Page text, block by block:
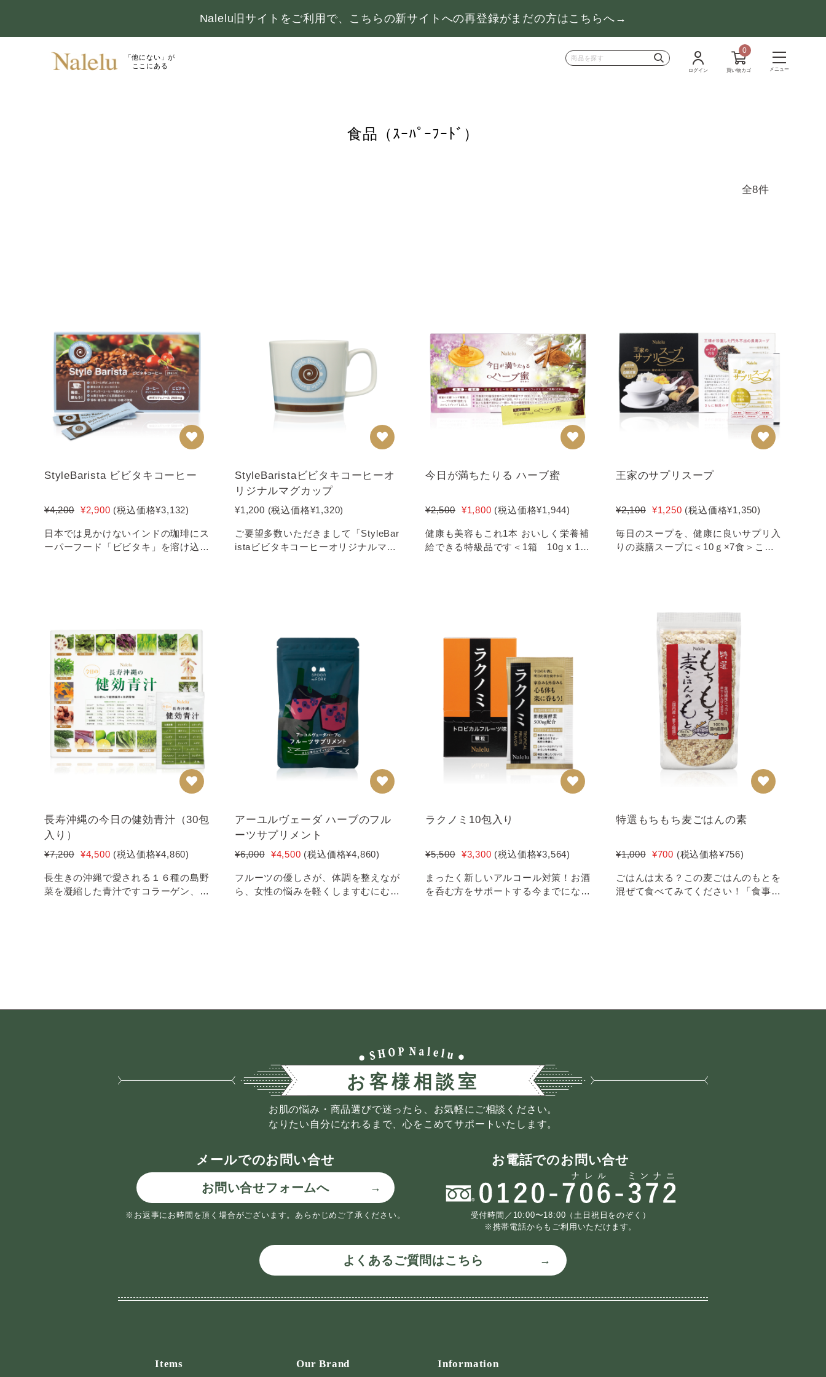
Nalelu旧サイトをご利用で、こちらの新サイトへの再登録がまだの方はこちらへ→
「他にない」が
ここにある
ログイン
0
買い物カゴ メニュー
食品（ｽｰﾊﾟｰﾌｰﾄﾞ）
全8件
StyleBarista ビビタキコーヒー
¥4,200 ¥2,900 (税込価格¥3,132)
日本では見かけないインドの珈琲にス
ーパーフード「ビビタキ」を溶け込ま
StyleBaristaビビタキコーヒーオ
リジナルマグカップ
¥1,200 (税込価格¥1,320)
ご要望多数いただきまして「StyleBar
istaビビタキコーヒーオリジナルマグ
今日が満ちたりる ハーブ蜜
¥2,500 ¥1,800 (税込価格¥1,944)
健康も美容もこれ1本 おいしく栄養補
給できる特級品です＜1箱 10g x 14
王家のサプリスープ
¥2,100 ¥1,250 (税込価格¥1,350)
毎日のスープを、健康に良いサプリ入
りの薬膳スープに＜10ｇ×7食＞こん
長寿沖縄の今日の健効青汁（30包
入り）
¥7,200 ¥4,500 (税込価格¥4,860)
長生きの沖縄で愛される１６種の島野
菜を凝縮した青汁ですコラーゲン、ド
アーユルヴェーダ ハーブのフル
ーツサプリメント
¥6,000 ¥4,500 (税込価格¥4,860)
フルーツの優しさが、体調を整えなが
ら、女性の悩みを軽くしますむにむに
ラクノミ10包入り
¥5,500 ¥3,300 (税込価格¥3,564)
まったく新しいアルコール対策！お酒
を呑む方をサポートする今までにない
特選もちもち麦ごはんの素
¥1,000 ¥700 (税込価格¥756)
ごはんは太る？この麦ごはんのもとを
混ぜて食べてみてください！「食事は
お肌の悩み・商品選びで迷ったら、お気軽にご相談ください。
なりたい自分になれるまで、心をこめてサポートいたします。
メールでのお問い合せ
お問い合せフォームへ
※お返事にお時間を頂く場合がございます。あらかじめご了承ください。
お電話でのお問い合せ
受付時間／10:00〜18:00（土日祝日をのぞく）
※携帯電話からもご利用いただけます。
よくあるご質問はこちら
Items Our Brand Information